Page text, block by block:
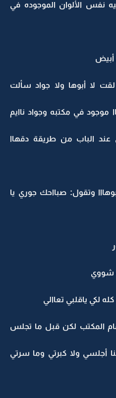
نفس الألوان الموجوده في
أبيض
لا أبوها ولا جواد سألت
موجود في مكتبه وجواد ناايم
عند الباب من طريقة دقهاا
وتقول: صبااحك جوري يا
شووي
لكي ياقلبي تعاالي
المكتب لكن قبل ما تجلس
أجلسي ولا كبرتي وما سرتي